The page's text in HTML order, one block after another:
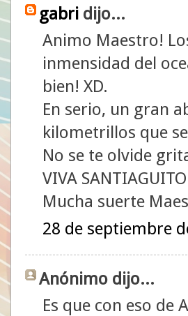
gabri dijo...
Animo Maestro!
inmensidad del
bien! XD.
En serio, un gran
kilometrillos que
No se te olvide
VIVA
Mucha suerte
28 de septiembre
Anónimo dijo...
Es que con eso